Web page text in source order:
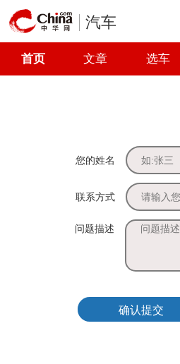
汽车
首页 文章 选车
您的姓名
联系方式
问题描述
确认提交